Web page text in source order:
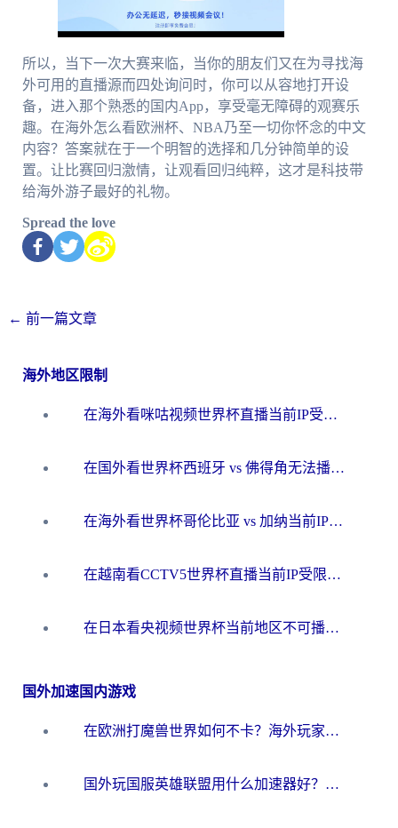
所以，当下一次大赛来临，当你的朋友们又在为寻找海
外可用的直播源而四处询问时，你可以从容地打开设
备，进入那个熟悉的国内App，享受毫无障碍的观赛乐
趣。在海外怎么看欧洲杯、NBA乃至一切你怀念的中文
内容？答案就在于一个明智的选择和几分钟简单的设
置。让比赛回归激情，让观看回归纯粹，这才是科技带
给海外游子最好的礼物。
Spread the love
← 前一篇文章
海外地区限制
在海外看咪咕视频世界杯直播当前IP受限制？这篇指南帮你搞定所有体育赛事观看难题
在国外看世界杯西班牙 vs 佛得角无法播放？这篇指南帮你解锁所有中文体育直播
在海外看世界杯哥伦比亚 vs 加纳当前IP受限制？这篇指南帮你流畅看中文解说赛事
在越南看CCTV5世界杯直播当前IP受限制？海外党体育观赛终极指南来了
在日本看央视频世界杯当前地区不可播放？海外党体育观赛终极指南
国外加速国内游戏
在欧洲打魔兽世界如何不卡？海外玩家的国服游戏加速终极攻略
国外玩国服英雄联盟用什么加速器好？海外党亲测有效的国服游戏加速指南